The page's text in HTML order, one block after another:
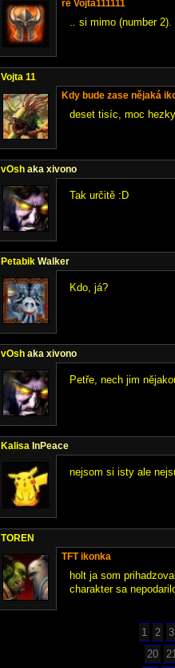
re Vojta111111
.. si mimo (number 2).
Vojta 11
Kdy bude zase nějaká
deset tisíc, moc
vOsh aka xivono
Tak určitě :D
Petabik Walker
Kdo, já?
vOsh aka xivono
Petře, nech jim
Kalisa InPeace
nejsom si isty ale
TOREN
TFT ikonka
holt ja som
charakter sa
1 2 3
20